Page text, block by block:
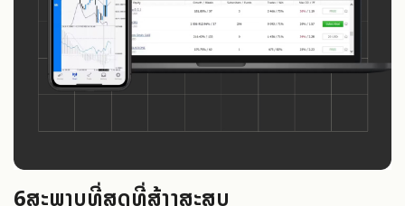
6ສະພາບທີ່ສຸດທີ່ສ້າງສະສູບ